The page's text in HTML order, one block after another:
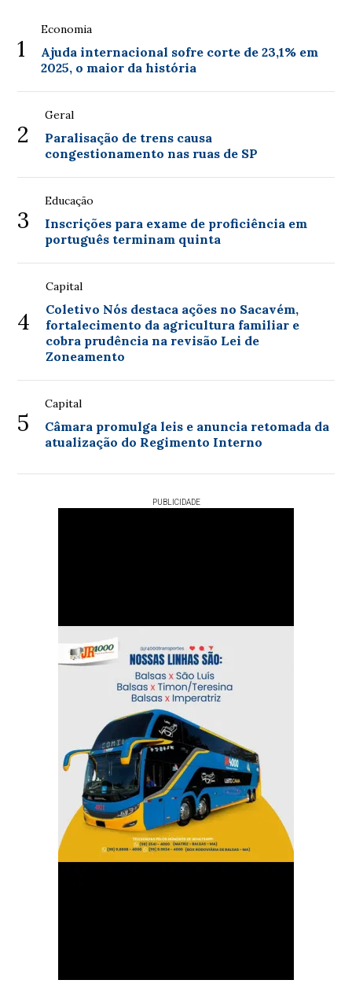
1
Economia
Ajuda internacional sofre corte de 23,1% em
2025, o maior da história
2
Geral
Paralisação de trens causa
congestionamento nas ruas de SP
3
Educação
Inscrições para exame de proficiência em
português terminam quinta
4
Capital
Coletivo Nós destaca ações no Sacavém,
fortalecimento da agricultura familiar e
cobra prudência na revisão Lei de
Zoneamento
5
Capital
Câmara promulga leis e anuncia retomada da
atualização do Regimento Interno
PUBLICIDADE